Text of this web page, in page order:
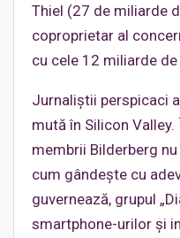
Thiel (27 de miliarde
coproprietar al
cu cele 12 miliarde
Jurnaliștii perspicaci
mută în Silicon
membrii Bilderberg
cum gândește cu
guvernează, grupul
smartphone-urilor și